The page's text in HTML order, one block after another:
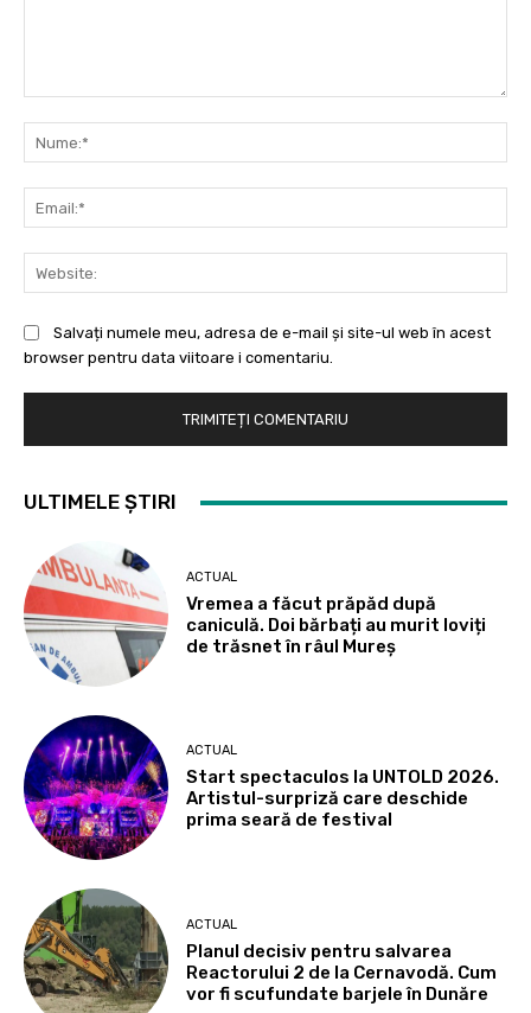
Salvați numele meu, adresa de e-mail și site-ul web în acest
browser pentru data viitoare i comentariu.
ULTIMELE ȘTIRI
ACTUAL
Vremea a făcut prăpăd după
caniculă. Doi bărbați au murit loviți
de trăsnet în râul Mureș
ACTUAL
Start spectaculos la UNTOLD 2026.
Artistul-surpriză care deschide
prima seară de festival
ACTUAL
Planul decisiv pentru salvarea
Reactorului 2 de la Cernavodă. Cum
vor fi scufundate barjele în Dunăre